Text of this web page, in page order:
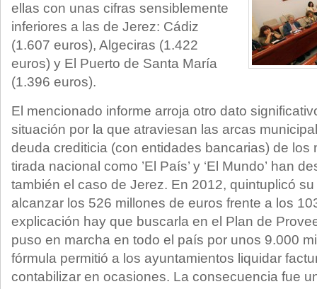
ellas con unas cifras sensiblemente
inferiores a las de Jerez: Cádiz
(1.607 euros), Algeciras (1.422
euros) y El Puerto de Santa María
(1.396 euros).
El mencionado informe arroja otro dato
situación por la que atraviesan las arcas
deuda crediticia (con entidades bancarias) de los
tirada nacional como ’El País’ y ‘El Mundo’ han
también el caso de Jerez. En 2012, quintuplicó
alcanzar los 526 millones de euros frente a los
explicación hay que buscarla en el Plan de
puso en marcha en todo el país por unos 9.000
fórmula permitió a los ayuntamientos liquidar
contabilizar en ocasiones. La consecuencia fue